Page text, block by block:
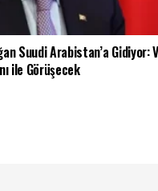
Suudi Arabistan’a Gidiyor:
ile Görüşecek